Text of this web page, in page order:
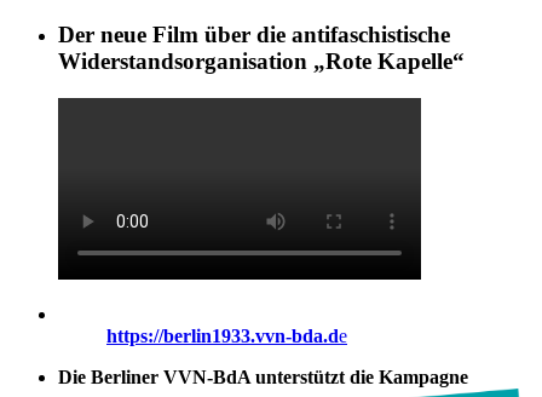
Der neue Film über die antifaschistische
Widerstandsorganisation „Rote Kapelle“
https://berlin1933.vvn-bda.de
Die Berliner VVN-BdA unterstützt die Kampagne